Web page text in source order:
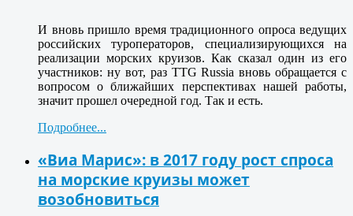
И вновь пришло время традиционного опроса ведущих
российских туроператоров, специализирующихся на
реализации морских круизов. Как сказал один из его
участников: ну вот, раз TTG Russia вновь обращается с
вопросом о ближайших перспективах нашей работы,
значит прошел очередной год. Так и есть.
Подробнее...
«Виа Марис»: в 2017 году рост спроса
на морские круизы может
возобновиться